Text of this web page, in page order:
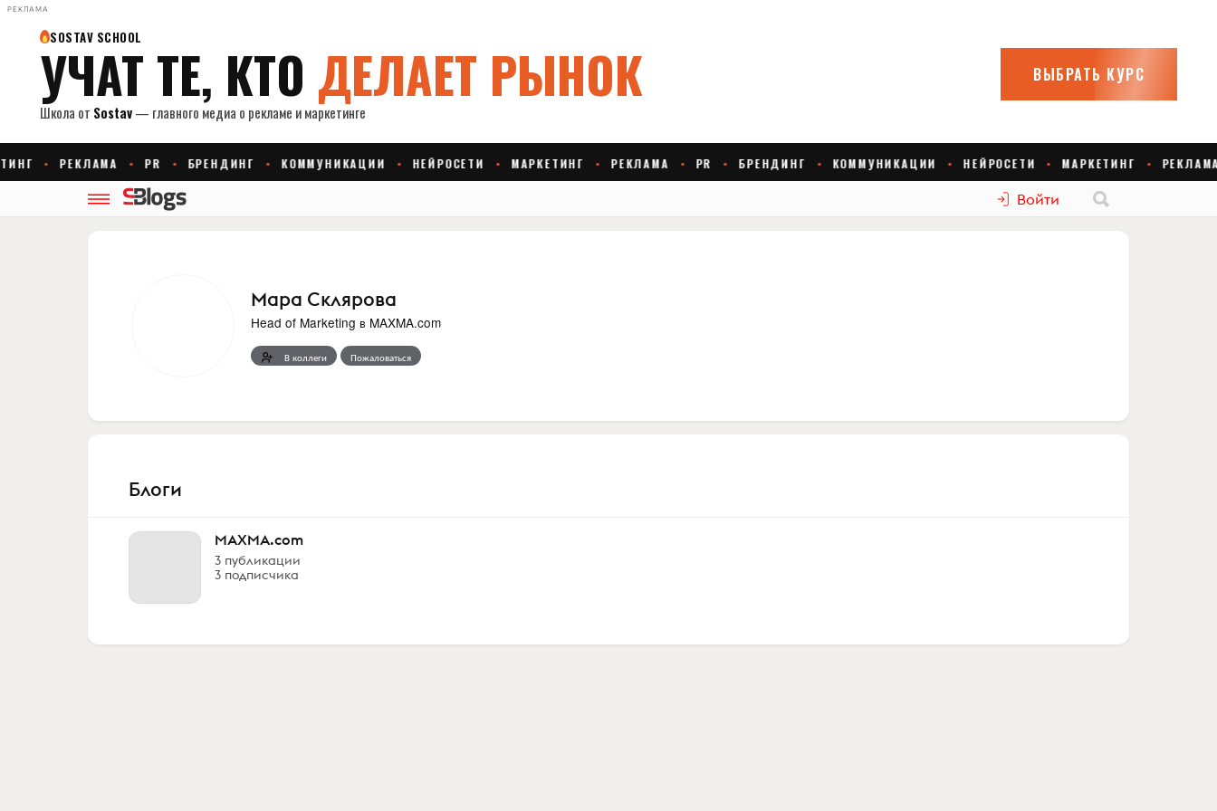
РЕКЛАМА
Войти
Мара Склярова
Head of Marketing в MAXMA.com
В коллеги Пожаловаться
Блоги
MAXMA.com
3 публикации
3 подписчика